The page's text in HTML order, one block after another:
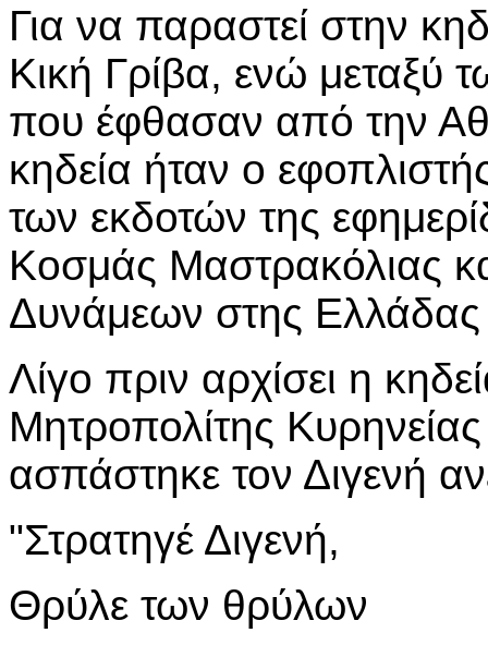
Για να παραστεί στην
Κική Γρίβα, ενώ μεταξύ
που έφθασαν από την
κηδεία ήταν ο
των εκδοτών της
Κοσμάς Μαστρακόλιας
Δυνάμεων στης
Λίγο πριν αρχίσει η
Μητροπολίτης
ασπάστηκε τον Διγενή
"Στρατηγέ Διγενή,
Θρύλε των θρύλων